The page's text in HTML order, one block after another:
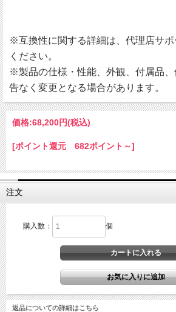
※互換性に関する詳細は、代理店サポ
ください。
※製品の仕様・性能、外観、付属品
告なく変更となる場合があります。
価格:68,200円(税込)
[ポイント還元 682ポイント～]
注文
購入数： 個
返品についての詳細はこちら